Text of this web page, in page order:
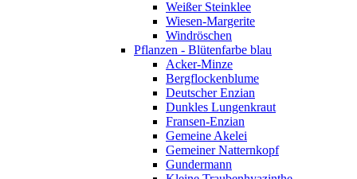
Weißer Steinklee
Wiesen-Margerite
Windröschen
Pflanzen - Blütenfarbe blau
Acker-Minze
Bergflockenblume
Deutscher Enzian
Dunkles Lungenkraut
Fransen-Enzian
Gemeine Akelei
Gemeiner Natternkopf
Gundermann